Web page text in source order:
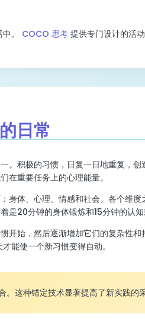
。 COCO 思考提供专门设计的活
日常
。积极的习惯，日复一日地重复，创
在重要任务上的心理能量。
身体、心理、情感和社会。各个维
是20分钟的身体锻炼和15分钟的认知
开始，然后逐渐增加它们的复杂性
能使一个新习惯变得自动。
这种锚定技术显著提高了新实践的